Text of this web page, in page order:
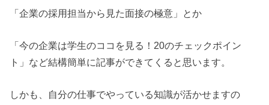
「企業の採用担当から見た面接の極意」とか
「今の企業は学生のココを見る！20のチェックポイン
ト」など結構簡単に記事ができてくると思います。
しかも、自分の仕事でやっている知識が活かせますの